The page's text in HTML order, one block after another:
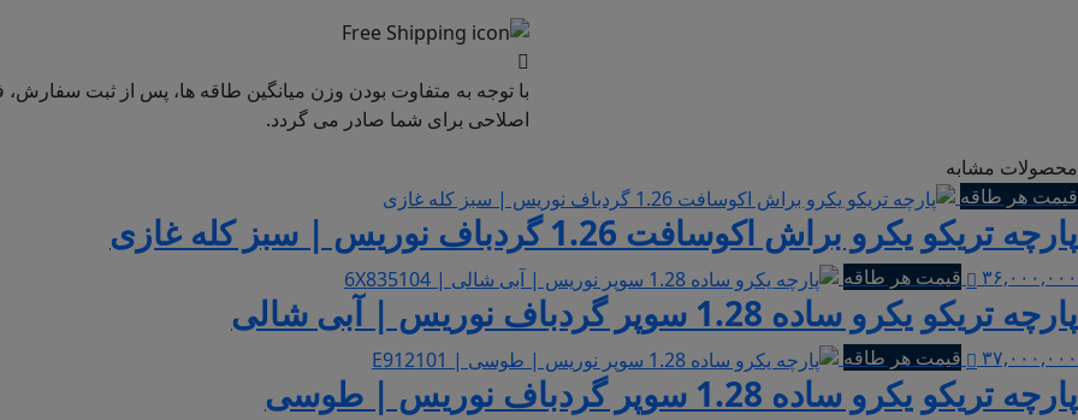
با توجه به متفاوت بودن وزن میانگین طاقه ها، پس از ثبت سفارش،
اصلاحی برای شما صادر می گردد.
محصولات مشابه
قیمت هر طاقه
پارچه تریکو یکرو براش اکوسافت 1.26 گردباف نوریس | سبز کله غازی
۳۶,۰۰۰,۰۰۰ قیمت هر طاقه
پارچه تریکو یکرو ساده 1.28 سوپر گردباف نوریس | آبی شالی
۳۷,۰۰۰,۰۰۰ قیمت هر طاقه
پارچه تریکو یکرو ساده 1.28 سوپر گردباف نوریس | طوسی